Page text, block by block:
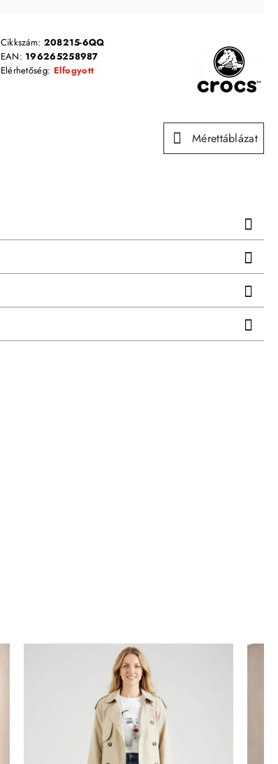
Cikkszám: 208215-6QQ
EAN:196265258987
Elérhetőség: Elfogyott
Mérettáblázat